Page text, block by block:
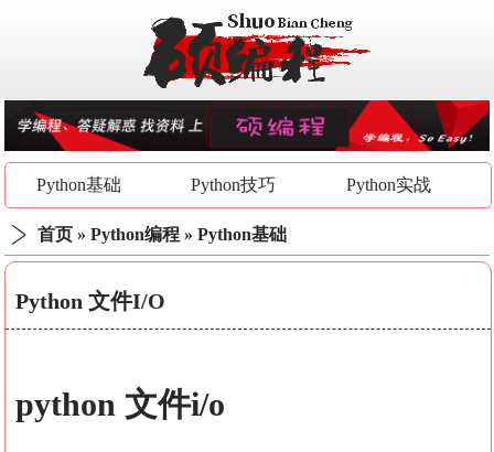
Python基础 Python技巧 Python实战
首页 »Python编程 »Python基础
Python 文件I/O
python 文件i/o